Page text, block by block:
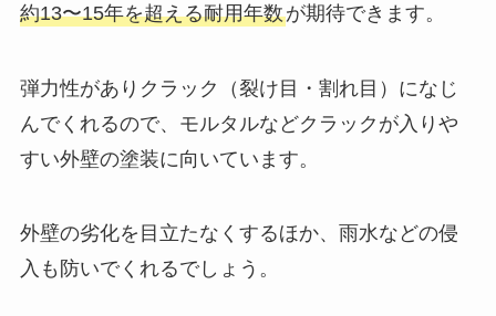
約13〜15年を超える耐用年数が期待できます。
弾力性がありクラック（裂け目・割れ目）になじ
んでくれるので、モルタルなどクラックが入りや
すい外壁の塗装に向いています。
外壁の劣化を目立たなくするほか、雨水などの侵
入も防いでくれるでしょう。